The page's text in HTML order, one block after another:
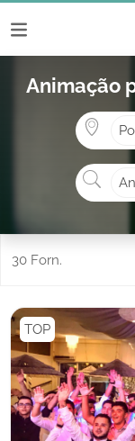
Animação
30 Forn.
TOP